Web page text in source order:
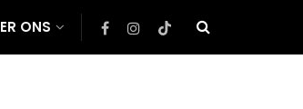
ONS